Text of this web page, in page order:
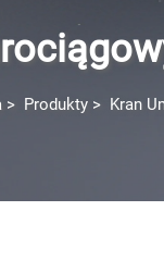
> Produkty > Kran